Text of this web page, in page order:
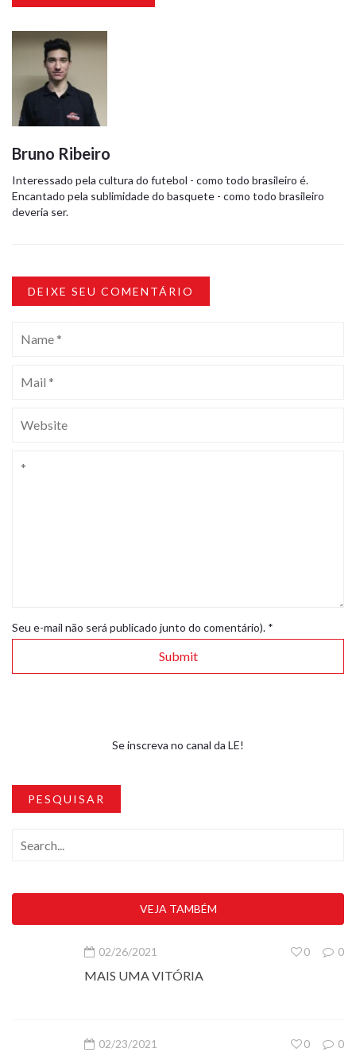
Bruno Ribeiro
Interessado pela cultura do futebol - como todo brasileiro é.
Encantado pela sublimidade do basquete - como todo brasileiro
deveria ser.
DEIXE SEU COMENTÁRIO
Seu e-mail não será publicado junto do comentário). *
Se inscreva no canal da LE!
PESQUISAR
VEJA TAMBÉM
02/26/2021 0
0
MAIS UMA VITÓRIA
02/23/2021 0
0